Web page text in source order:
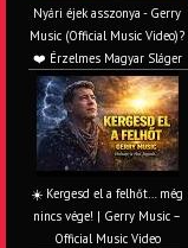
Nyári éjek asszonya - Gerry
Music (Official Music Video)?
❤️ Érzelmes Magyar Sláger
☀️ Kergesd el a felhőt… még
nincs vége! | Gerry Music –
Official Music Video